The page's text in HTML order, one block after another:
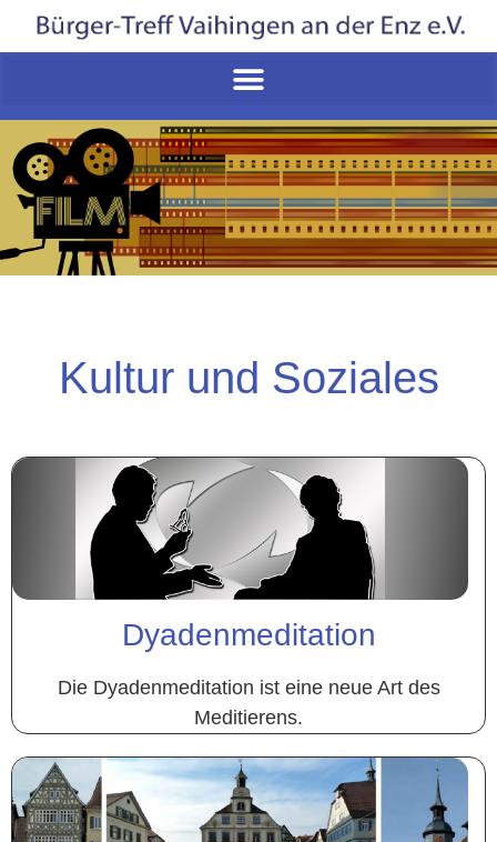
Kultur und Soziales
Dyadenmeditation
Die Dyadenmeditation ist eine neue Art des
Meditierens.